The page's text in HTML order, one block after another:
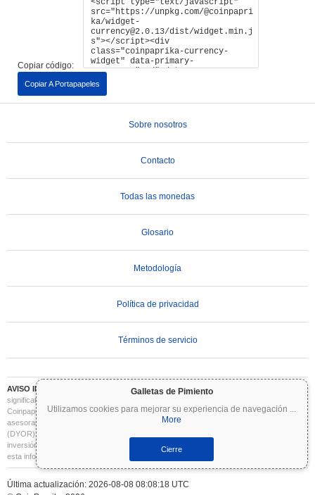
Galletas de Pimiento
Utilizamos cookies para mejorar su experiencia de navegación ...
More
Cierre
Copiar código:
Copiar A Portapapeles
Sobre nosotros
Contacto
Todas las monedas
Glosario
Metodología
Política de privacidad
Términos de servicio
AVISO IMPORTANTE:
Las criptomonedas son altamente volátiles e implican un riesgo
significativo. Puede perder parte o la totalidad de su inversión. Toda la información en
Coinpaprika se proporciona únicamente con fines informativos y no constituye
asesoramiento financiero o de inversión. Siempre realice su propia investigación
(DYOR) y consulte a un asesor financiero cualificado antes de tomar decisiones de
inversión. Coinpaprika no se hace responsable de las pérdidas derivadas del uso de
esta información.
Última actualización: 2026-08-08 08:08:18 UTC